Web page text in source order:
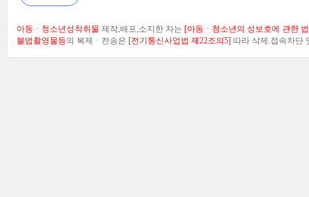
아동ㆍ청소년성착취물 제작,배포,소지한 자는 [아동ㆍ청소년의 성보호에 관한
불법촬영물등의 복제ㆍ전송은 [전기통신사업법 제22조의5] 따라 삭제.접속차단